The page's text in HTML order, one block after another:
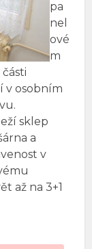
pa
nel
ové
m
v osobním
sklep
a
v
až na 3+1